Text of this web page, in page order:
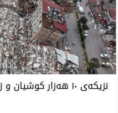
نزیکەی ١٠ هەزار
زەویلەرزەی ویرانکەرە لە